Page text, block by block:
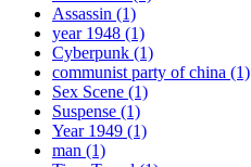
Assassin (1)
year 1948 (1)
Cyberpunk (1)
communist party of china (1)
Sex Scene (1)
Suspense (1)
Year 1949 (1)
man (1)